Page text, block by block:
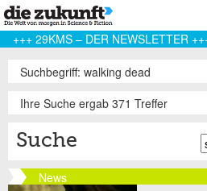
+++ 29KMS – DER NEWSLETTER
Suchbegriff: walking dead
Ihre Suche ergab 371 Treffer
Suche
News